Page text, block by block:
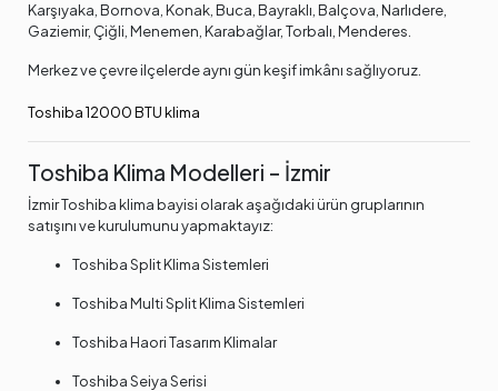
Karşıyaka, Bornova, Konak, Buca, Bayraklı, Balçova, Narlıdere,
Gaziemir, Çiğli, Menemen, Karabağlar, Torbalı, Menderes.
Merkez ve çevre ilçelerde aynı gün keşif imkânı sağlıyoruz.
Toshiba 12000 BTU klima
Toshiba Klima Modelleri – İzmir
İzmir Toshiba klima bayisi olarak aşağıdaki ürün gruplarının
satışını ve kurulumunu yapmaktayız:
Toshiba Split Klima Sistemleri
Toshiba Multi Split Klima Sistemleri
Toshiba Haori Tasarım Klimalar
Toshiba Seiya Serisi